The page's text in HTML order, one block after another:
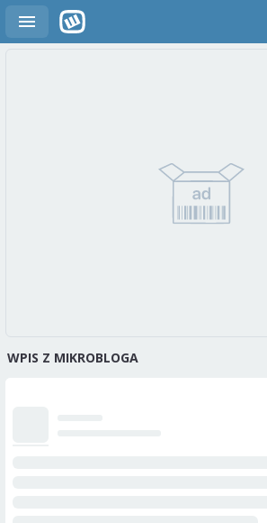
WPIS Z MIKROBLOGA